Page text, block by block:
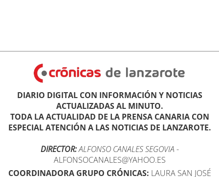
DIARIO DIGITAL CON INFORMACIÓN Y NOTICIAS
ACTUALIZADAS AL MINUTO.
TODA LA ACTUALIDAD DE LA PRENSA CANARIA CON
ESPECIAL ATENCIÓN A LAS NOTICIAS DE LANZAROTE.
DIRECTOR:ALFONSO CANALES SEGOVIA -
ALFONSOCANALES@YAHOO.ES
COORDINADORA GRUPO CRÓNICAS: LAURA SAN JOSÉ